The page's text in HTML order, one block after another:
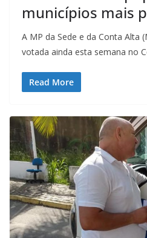
municípios mais
A MP da Sede e da Conta Alta
votada ainda esta semana no
Read More